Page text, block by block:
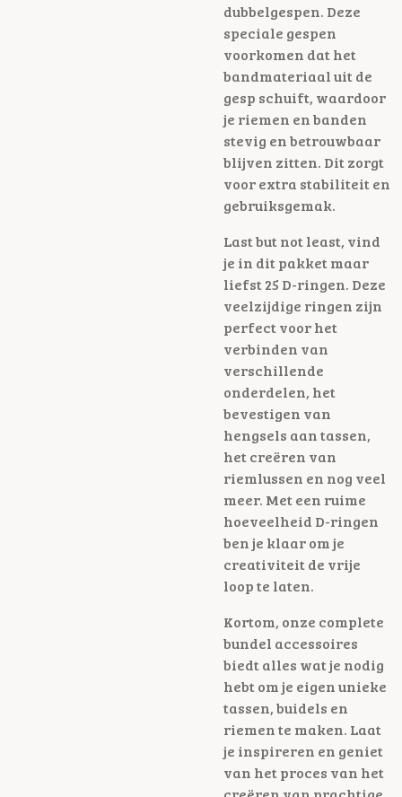
dubbelgespen. Deze
speciale gespen
voorkomen dat het
bandmateriaal uit de
gesp schuift, waardoor
je riemen en banden
stevig en betrouwbaar
blijven zitten. Dit zorgt
voor extra stabiliteit en
gebruiksgemak.
Last but not least, vind
je in dit pakket maar
liefst 25 D-ringen. Deze
veelzijdige ringen zijn
perfect voor het
verbinden van
verschillende
onderdelen, het
bevestigen van
hengsels aan tassen,
het creëren van
riemlussen en nog veel
meer. Met een ruime
hoeveelheid D-ringen
ben je klaar om je
creativiteit de vrije
loop te laten.
Kortom, onze complete
bundel accessoires
biedt alles wat je nodig
hebt om je eigen unieke
tassen, buidels en
riemen te maken. Laat
je inspireren en geniet
van het proces van het